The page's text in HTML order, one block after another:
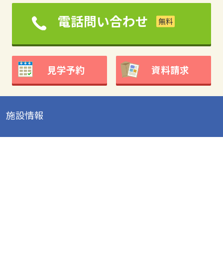
電話問い合わせ
見学予約 資料請求
施設情報